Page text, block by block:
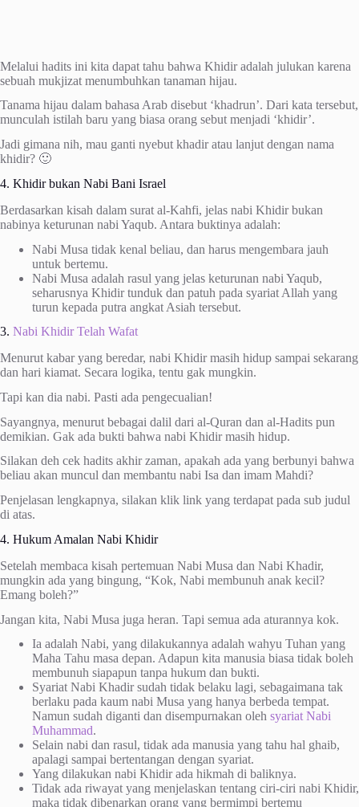
Melalui hadits ini kita dapat tahu bahwa Khidir adalah julukan karena
sebuah mukjizat menumbuhkan tanaman hijau.
Tanama hijau dalam bahasa Arab disebut ‘khadrun’. Dari kata tersebut,
munculah istilah baru yang biasa orang sebut menjadi ‘khidir’.
Jadi gimana nih, mau ganti nyebut khadir atau lanjut dengan nama
khidir? 🙂
4. Khidir bukan Nabi Bani Israel
Berdasarkan kisah dalam surat al-Kahfi, jelas nabi Khidir bukan
nabinya keturunan nabi Yaqub. Antara buktinya adalah:
Nabi Musa tidak kenal beliau, dan harus mengembara jauh
untuk bertemu.
Nabi Musa adalah rasul yang jelas keturunan nabi Yaqub,
seharusnya Khidir tunduk dan patuh pada syariat Allah yang
turun kepada putra angkat Asiah tersebut.
3. Nabi Khidir Telah Wafat
Menurut kabar yang beredar, nabi Khidir masih hidup sampai sekarang
dan hari kiamat. Secara logika, tentu gak mungkin.
Tapi kan dia nabi. Pasti ada pengecualian!
Sayangnya, menurut bebagai dalil dari al-Quran dan al-Hadits pun
demikian. Gak ada bukti bahwa nabi Khidir masih hidup.
Silakan deh cek hadits akhir zaman, apakah ada yang berbunyi bahwa
beliau akan muncul dan membantu nabi Isa dan imam Mahdi?
Penjelasan lengkapnya, silakan klik link yang terdapat pada sub judul
di atas.
4. Hukum Amalan Nabi Khidir
Setelah membaca kisah pertemuan Nabi Musa dan Nabi Khadir,
mungkin ada yang bingung, “Kok, Nabi membunuh anak kecil?
Emang boleh?”
Jangan kita, Nabi Musa juga heran. Tapi semua ada aturannya kok.
Ia adalah Nabi, yang dilakukannya adalah wahyu Tuhan yang
Maha Tahu masa depan. Adapun kita manusia biasa tidak boleh
membunuh siapapun tanpa hukum dan bukti.
Syariat Nabi Khadir sudah tidak belaku lagi, sebagaimana tak
berlaku pada kaum nabi Musa yang hanya berbeda tempat.
Namun sudah diganti dan disempurnakan oleh syariat Nabi
Muhammad.
Selain nabi dan rasul, tidak ada manusia yang tahu hal ghaib,
apalagi sampai bertentangan dengan syariat.
Yang dilakukan nabi Khidir ada hikmah di baliknya.
Tidak ada riwayat yang menjelaskan tentang ciri-ciri nabi Khidir,
maka tidak dibenarkan orang yang bermimpi bertemu